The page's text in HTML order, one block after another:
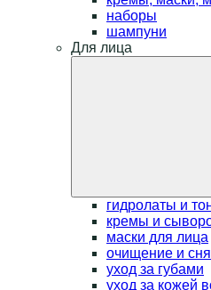
наборы
шампуни
Для лица
гидролаты и
кремы и
маски для лица
очищение и
уход за губами
уход за кожей